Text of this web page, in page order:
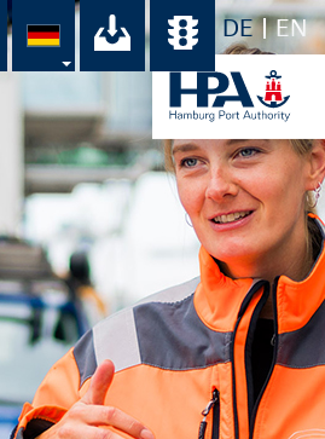
DE EN
im
Suche Ihr Download-